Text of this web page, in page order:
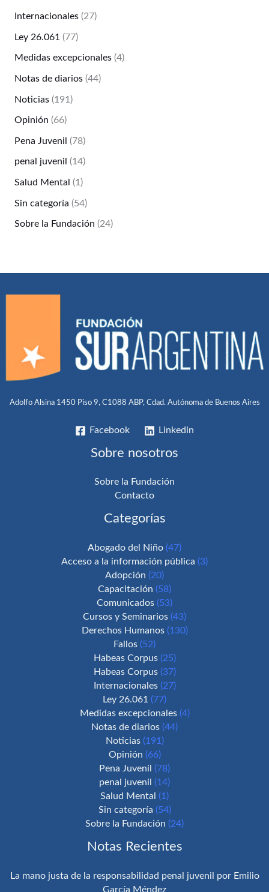
Internacionales(27)
Ley 26.061 (77)
Medidas excepcionales(4)
Notas de diarios(44)
Noticias(191)
Opinión (66)
Pena Juvenil (78)
penal juvenil (14)
Salud Mental (1)
Sin categoría (54)
Sobre la Fundación (24)
Adolfo Alsina 1450 Piso 9, C1088 ABP, Cdad. Autónoma de Buenos Aires
Facebook Linkedin
Sobre nosotros
Sobre la Fundación
Contacto
Categorías
Abogado del Niño (47)
Acceso a la información pública (3)
Adopción (20)
Capacitación (58)
Comunicados (53)
Cursos y Seminarios (43)
Derechos Humanos(130)
Fallos (52)
Habeas Corpus(25)
Habeas Corpus(37)
Internacionales(27)
Ley 26.061 (77)
Medidas excepcionales(4)
Notas de diarios (44)
Noticias(191)
Opinión (66)
Pena Juvenil (78)
penal juvenil (14)
Salud Mental (1)
Sin categoría (54)
Sobre la Fundación (24)
Notas Recientes
La mano justa de la responsabilidad penal juvenil por Emilio
García Méndez